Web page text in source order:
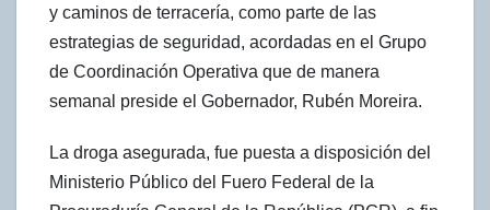
y caminos de terracería, como parte de las
estrategias de seguridad, acordadas en el Grupo
de Coordinación Operativa que de manera
semanal preside el Gobernador, Rubén Moreira.
La droga asegurada, fue puesta a disposición del
Ministerio Público del Fuero Federal de la